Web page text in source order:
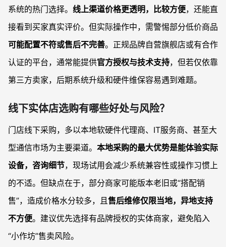
系统的热门选择。 线上渠道价格更透明，比较方便，还能直
接看到买家真实评价。但实际操作中，需警惕部分低价商品
可能配置不符或售后不完善。正规品牌自营旗舰店或有合作
认证的平台，通常能提供官方授权与技术支持，但若仅依靠
第三方卖家，后期系统升级和硬件维保容易遇到难题。
线下实体店选购有哪些好处与风险？
门店线下采购，多以本地软硬件代理商、IT服务商、甚至大
型通信市场为主要渠道。 本地采购的最大优势是能体验实际
设备，咨询细节，现场试用会减少系统兼容性或操作习惯上
的不适。但缺点在于，部分商家可能版本老旧或“搭配销
售”，造成价格水分较多，且售后维修仅限当地，异地支持
不方便。建议优先选择有品牌授权的实体商家，避免陷入
“小作坊”售卖风险。